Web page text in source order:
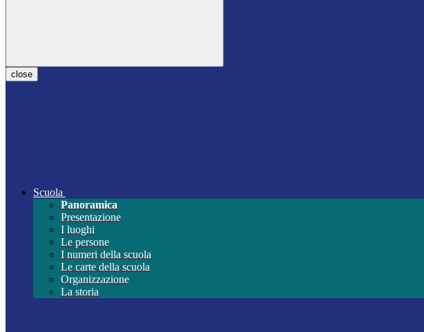
close
Scuola
Panoramica
Presentazione
I luoghi
Le persone
I numeri della scuola
Le carte della scuola
Organizzazione
La storia